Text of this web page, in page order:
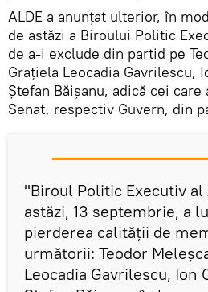
ALDE a anunţat ulterior, în
de astăzi a Biroului Politic
de a-i exclude din partid pe
Graţiela Leocadia Gavrilescu,
Ştefan Băişanu, adică cei
Senat, respectiv Guvern, din
"Biroul Politic Executiv
astăzi, 13 septembrie, a
pierderea calităţii de
următorii: Teodor
Leocadia Gavrilescu, Ion